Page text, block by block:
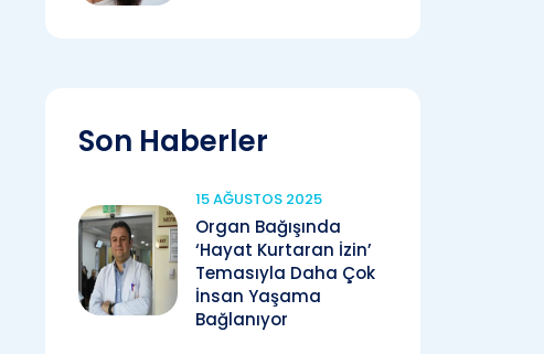
Son Haberler
15 AĞUSTOS 2025
Organ Bağışında
‘Hayat Kurtaran İzin’
Temasıyla Daha Çok
İnsan Yaşama
Bağlanıyor